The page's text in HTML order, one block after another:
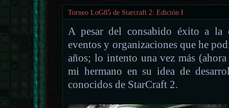
Torneo LoG85 de Starcraft 2: Edición I
A pesar del consabido éxito a la
eventos y organizaciones que he
años; lo intento una vez más
mi hermano en su idea de
conocidos de StarCraft 2.